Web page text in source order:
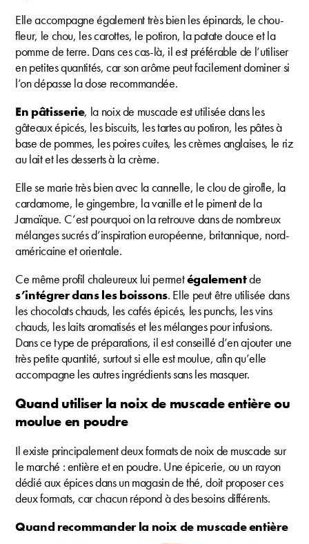
Elle accompagne également très bien les épinards, le chou-
fleur, le chou, les carottes, le potiron, la patate douce et la
pomme de terre. Dans ces cas-là, il est préférable de l’utiliser
en petites quantités, car son arôme peut facilement dominer si
l’on dépasse la dose recommandée.
En pâtisserie, la noix de muscade est utilisée dans les
gâteaux épicés, les biscuits, les tartes au potiron, les pâtes à
base de pommes, les poires cuites, les crèmes anglaises, le riz
au lait et les desserts à la crème.
Elle se marie très bien avec la cannelle, le clou de girofle, la
cardamome, le gingembre, la vanille et le piment de la
Jamaïque. C’est pourquoi on la retrouve dans de nombreux
mélanges sucrés d’inspiration européenne, britannique, nord-
américaine et orientale.
Ce même profil chaleureux lui permetégalementde
s’intégrer dans les boissons. Elle peut être utilisée dans
les chocolats chauds, les cafés épicés, les punchs, les vins
chauds, les laits aromatisés et les mélanges pour infusions.
Dans ce type de préparations, il est conseillé d’en ajouter une
très petite quantité, surtout si elle est moulue, afin qu’elle
accompagne les autres ingrédients sans les masquer.
Quand utiliser la noix de muscade entière ou
moulue en poudre
Il existe principalement deux formats de noix de muscade sur
le marché : entière et en poudre. Une épicerie, ou un rayon
dédié aux épices dans un magasin de thé, doit proposer ces
deux formats, car chacun répond à des besoins différents.
Quand recommander la noix de muscade entière